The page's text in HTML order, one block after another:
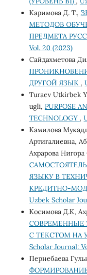
Каримова Д. Т.,
МЕТОДОВ
ПРЕДМЕТА
Vol. 20 (2023)
Сайдахметова
ДРУГОЙ ЯЗЫК ,
Turaev Utkirbek
ugli, PURPOSE
TECHNOLOGY ,
Камилова
Артигалиевна,
Ахрарова
ЯЗЫКУ В
КРЕДИТНО-
Uzbek Scholar
Косимова Д.К,
СОВРЕМЕННЫЕ
С ТЕКСТОМ НА
Scholar Journal:
Пернебаева